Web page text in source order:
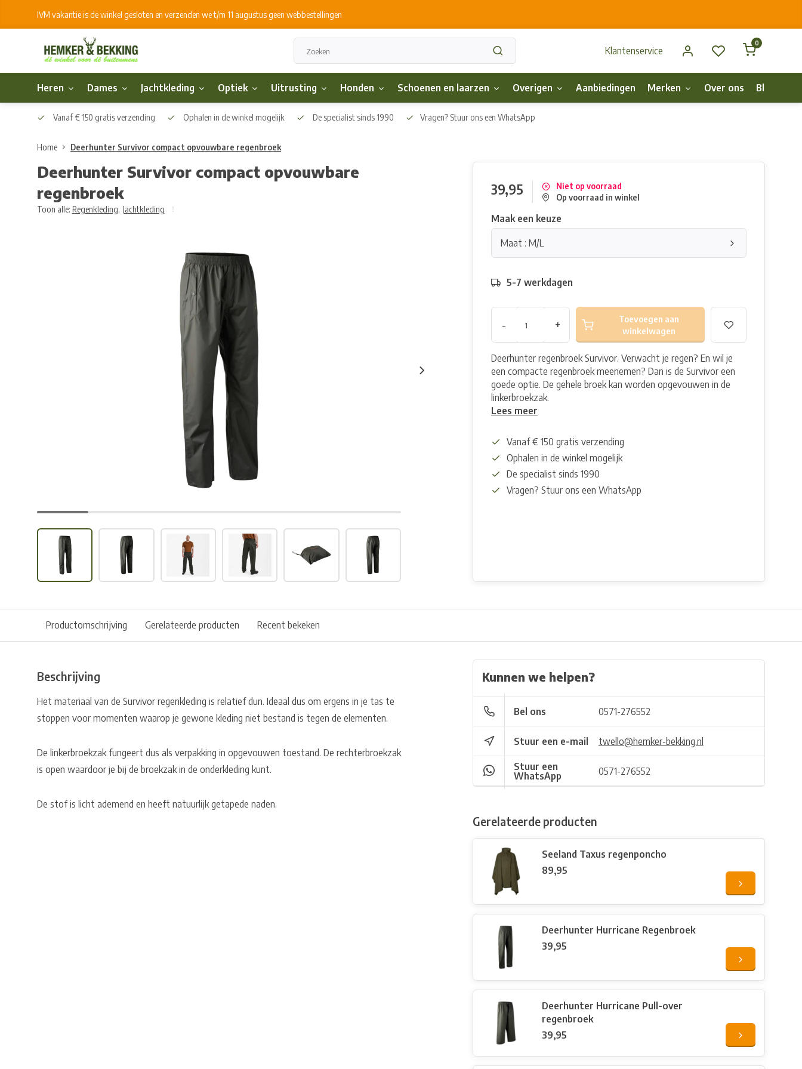
IVM vakantie is de winkel gesloten en verzenden we t/m 11 augustus geen webbestellingen
Klantenservice
0
Heren Dames Jachtkleding Optiek Uitrusting Honden Schoenen en laarzen Overigen Aanbiedingen Merken Over ons Blog
Vanaf € 150 gratis verzending Ophalen in de winkel mogelijk De specialist sinds 1990 Vragen? Stuur ons een WhatsApp
Home Deerhunter Survivor compact opvouwbare regenbroek
Deerhunter Survivor compact opvouwbare
regenbroek
Toon alle: Regenkleding, Jachtkleding
39,95
Niet op voorraad
Op voorraad in winkel
Maak een keuze
Maat : M/L
5-7 werkdagen
- +
Toevoegen aan
winkelwagen
Deerhunter regenbroek Survivor. Verwacht je regen? En wil je
een compacte regenbroek meenemen? Dan is de Survivor een
goede optie. De gehele broek kan worden opgevouwen in de
linkerbroekzak.
Lees meer
Vanaf € 150 gratis verzending
Ophalen in de winkel mogelijk
De specialist sinds 1990
Vragen? Stuur ons een WhatsApp
Productomschrijving Gerelateerde producten Recent bekeken
Beschrijving
Het materiaal van de Survivor regenkleding is relatief dun. Ideaal dus om ergens in je tas te
stoppen voor momenten waarop je gewone kleding niet bestand is tegen de elementen.
De linkerbroekzak fungeert dus als verpakking in opgevouwen toestand. De rechterbroekzak
is open waardoor je bij de broekzak in de onderkleding kunt.
De stof is licht ademend en heeft natuurlijk getapede naden.
Kunnen we helpen?
Bel ons 0571-276552
Stuur een e-mail twello@hemker-bekking.nl
Stuur een
WhatsApp
0571-276552
Gerelateerde producten
Seeland Taxus regenponcho
89,95
Deerhunter Hurricane Regenbroek
39,95
Deerhunter Hurricane Pull-over
regenbroek
39,95